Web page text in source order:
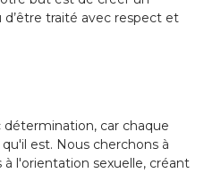
traité avec respect et
car chaque
est. Nous cherchons à
l'orientation sexuelle, créant